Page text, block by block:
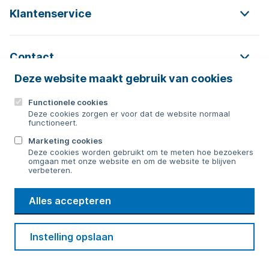
Deze website maakt gebruik van cookies
Functionele cookies
Deze cookies zorgen er voor dat de website normaal
functioneert.
Marketing cookies
Deze cookies worden gebruikt om te meten hoe bezoekers
omgaan met onze website en om de website te blijven
verbeteren.
Alles accepteren
Instelling opslaan
Klantenservice
Contact
Contact
Bericht sturen
WMD
Drinkwater
Cookie voorkeuren
Privacy Disclaimer